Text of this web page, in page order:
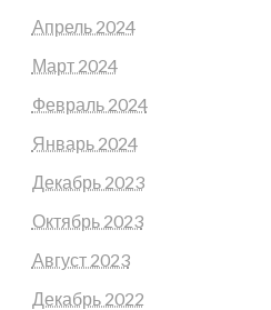
Апрель 2024
Март 2024
Февраль 2024
Январь 2024
Декабрь 2023
Октябрь 2023
Август 2023
Декабрь 2022